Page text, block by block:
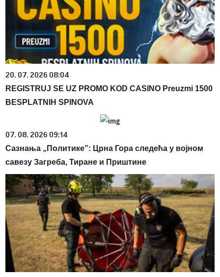
20. 07. 2026 08:04
REGISTRUJ SE UZ PROMO KOD CASINO Preuzmi 1500
BESPLATNIH SPINOVA
07. 08. 2026 09:14
Сазнања „Политике”: Црна Гора следећа у војном
савезу Загреба, Тиране и Приштине